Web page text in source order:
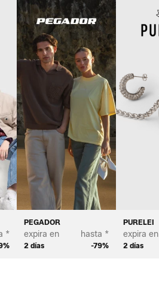
*
PEGADOR
expira en
2 días
hasta *
-79%
PURELEI
expira en
2 días